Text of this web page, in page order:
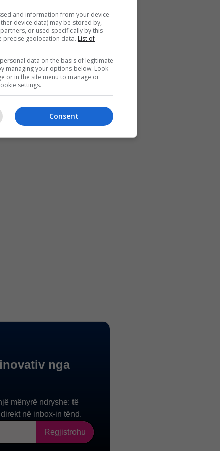
and information from your device
device data) may be stored by,
or used specifically by this
precise geolocation data. List of
data on the basis of legitimate
managing your options below. Look
or in the site menu to manage or
settings.
Consent